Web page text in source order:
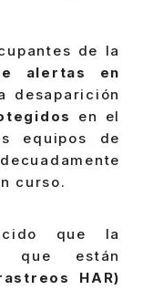
de la
alertas en
desaparición
en el
equipos de
curso.
que la
que están
HAR)